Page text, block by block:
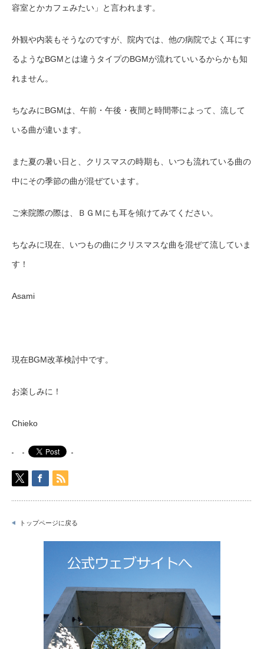
容室とかカフェみたい」と言われます。
外観や内装もそうなのですが、院内では、他の病院でよく耳にす
るようなBGMとは違うタイプのBGMが流れていいるからかも知
れません。
ちなみにBGMは、午前・午後・夜間と時間帯によって、流して
いる曲が違います。
また夏の暑い日と、クリスマスの時期も、いつも流れている曲の
中にその季節の曲が混ぜています。
ご来院際の際は、ＢＧＭにも耳を傾けてみてください。
ちなみに現在、いつもの曲にクリスマスな曲を混ぜて流していま
す！
Asami
現在BGM改革検討中です。
お楽しみに！
Chieko
トップページに戻る